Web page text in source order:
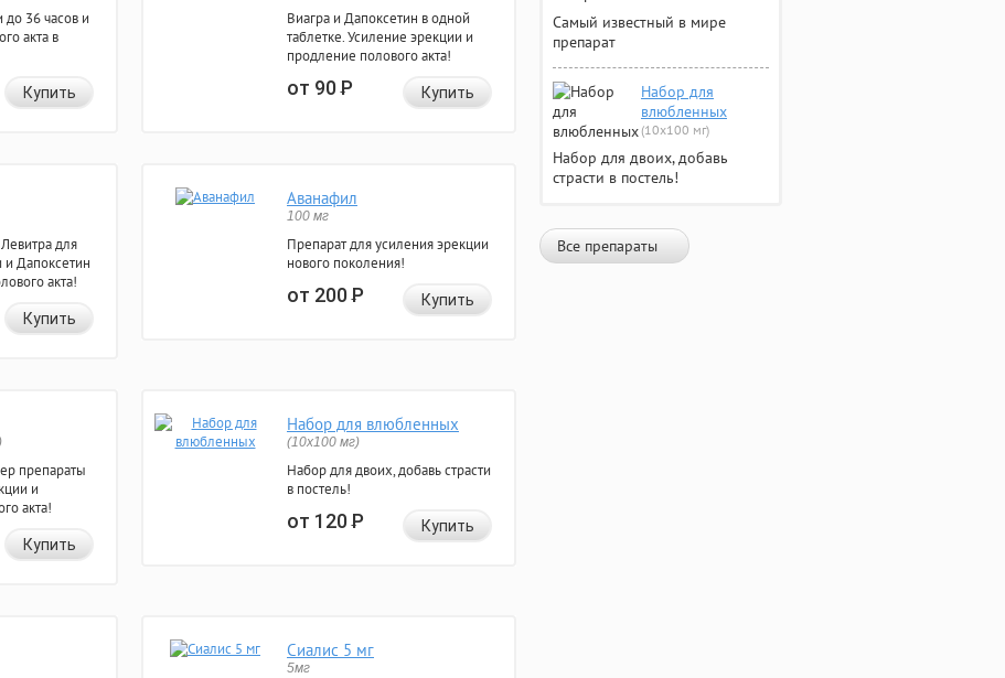
до 36 часов и
акта в
Купить
Виагра и Дапоксетин в одной
таблетке. Усиление эрекции и
продление полового акта!
от 90Р Купить
для
и Дапоксетин
акта!
Купить
Аванафил
100 мг
Препарат для усиления эрекции
нового поколения!
от 200Р Купить
препараты
и
акта!
Купить
Набор для влюбленных
(10х100 мг)
Набор для двоих, добавь страсти
в постель!
от 120Р Купить
Сиалис 5 мг
5мг
Самый известный в мире
препарат
Набор для
влюбленных
(10х100 мг)
Набор для двоих, добавь
страсти в постель!
Все препараты